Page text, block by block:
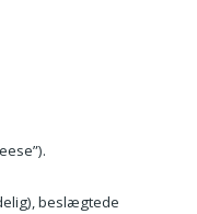
beslægtede